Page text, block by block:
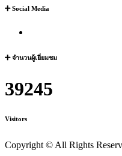
Social Media
จำนวนผู้เยี่ยมชม
39245
Visitors
Copyright © All Rights